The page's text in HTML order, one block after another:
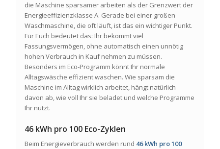
die Maschine sparsamer arbeiten als der Grenzwert der
Energieeffizienzklasse A. Gerade bei einer großen
Waschmaschine, die oft läuft, ist das ein wichtiger Punkt.
Für Euch bedeutet das: Ihr bekommt viel
Fassungsvermögen, ohne automatisch einen unnötig
hohen Verbrauch in Kauf nehmen zu müssen.
Besonders im Eco-Programm könnt Ihr normale
Alltagswäsche effizient waschen. Wie sparsam die
Maschine im Alltag wirklich arbeitet, hängt natürlich
davon ab, wie voll Ihr sie beladet und welche Programme
Ihr nutzt.
46 kWh pro 100 Eco-Zyklen
Beim Energieverbrauch werden rund 46 kWh pro 100